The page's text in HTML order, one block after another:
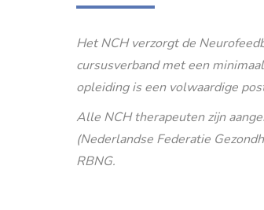
Het NCH verzorgt de
cursusverband met een
opleiding is een volwaardige
Alle NCH therapeuten zijn
(Nederlandse Federatie
RBNG.